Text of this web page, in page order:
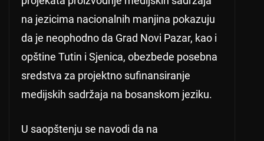
na jezicima nacionalnih manjina pokazuju
da je neophodno da Grad Novi Pazar, kao i
opštine Tutin i Sjenica, obezbede posebna
sredstva za projektno sufinansiranje
medijskih sadržaja na bosanskom jeziku.
U saopštenju se navodi da na